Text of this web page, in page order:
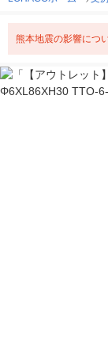
熊本地震の影響につ